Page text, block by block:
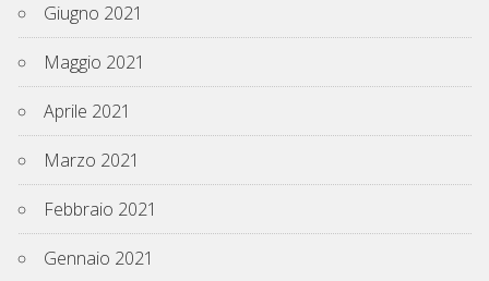
Giugno 2021
Maggio 2021
Aprile 2021
Marzo 2021
Febbraio 2021
Gennaio 2021